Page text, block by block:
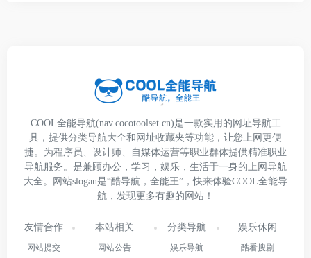
COOL全能导航(nav.cocotoolset.cn)是一款实用的网址导航工
具，提供分类导航大全和网址收藏夹等功能，让您上网更便
捷。为程序员、设计师、自媒体运营等职业群体提供精准职业
导航服务。是兼顾办公，学习，娱乐，生活于一身的上网导航
大全。网站slogan是“酷导航，全能王”，快来体验COOL全能导
航，发现更多有趣的网站！
友情合作
网站提交
本站相关
网站公告
分类导航
娱乐导航
娱乐休闲
酷看搜剧